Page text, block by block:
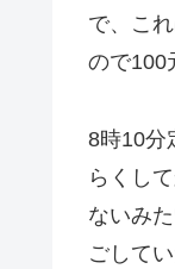
で、こ
ので100
8時10分
らくし
ないみ
ごしてい